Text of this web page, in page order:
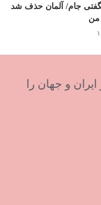
جام/ آلمان حذف شد
من
و جهان را